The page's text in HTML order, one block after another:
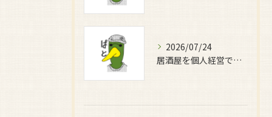
2026/07/24
居酒屋を個人経営で安定収益を目指すための実践ガイドと成功するためのポイント